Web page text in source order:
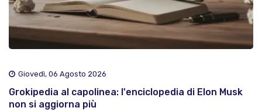
Giovedì, 06 Agosto 2026
Grokipedia al capolinea: l'enciclopedia di Elon Musk
non si aggiorna più